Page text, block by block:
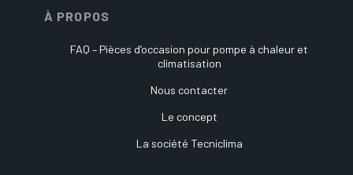
À PROPOS
FAQ – Pièces d’occasion pour pompe à chaleur et
climatisation
Nous contacter
Le concept
La société Tecniclima